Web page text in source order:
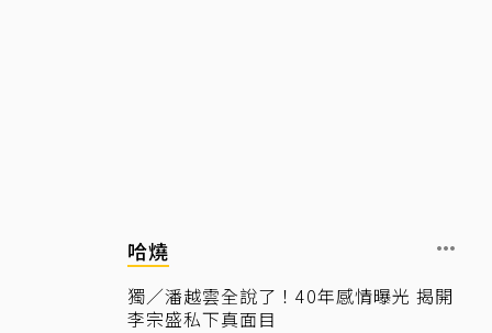
哈燒
獨／潘越雲全說了！40年感情曝光 揭開
李宗盛私下真面目